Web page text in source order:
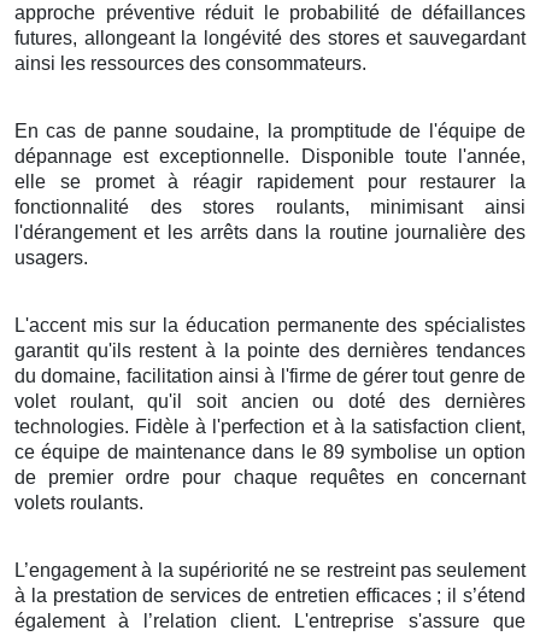
approche préventive réduit le probabilité de défaillances
futures, allongeant la longévité des stores et sauvegardant
ainsi les ressources des consommateurs.
En cas de panne soudaine, la promptitude de l'équipe de
dépannage est exceptionnelle. Disponible toute l'année,
elle se promet à réagir rapidement pour restaurer la
fonctionnalité des stores roulants, minimisant ainsi
l'dérangement et les arrêts dans la routine journalière des
usagers.
L'accent mis sur la éducation permanente des spécialistes
garantit qu'ils restent à la pointe des dernières tendances
du domaine, facilitation ainsi à l'firme de gérer tout genre de
volet roulant, qu'il soit ancien ou doté des dernières
technologies. Fidèle à l'perfection et à la satisfaction client,
ce équipe de maintenance dans le 89 symbolise un option
de premier ordre pour chaque requêtes en concernant
volets roulants.
L’engagement à la supériorité ne se restreint pas seulement
à la prestation de services de entretien efficaces ; il s’étend
également à l’relation client. L'entreprise s'assure que